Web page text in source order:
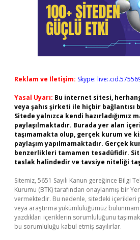
Reklam ve İletişim: Skype:
Yasal Uyarı: Bu internet sitesi,
veya şahıs şirketi ile hiçbir bağlantısı
Sitede yalnızca kendi hazırladığımız
paylaşılmaktadır. Burada yer alan
taşımamakta olup, gerçek kurum ve
paylaşım yapılmamaktadır. Gerçek
benzerlikleri tamamen tesadüfidir.
taslak halindedir ve tavsiye niteliği
Sitemiz, 5651 Sayılı Kanun gereğince Bilgi
Kurumu (BTK) tarafından onaylanmış bir
vermektedir. Bu nedenle, sitedeki
veya araştırma yükümlülüğümüz
yazdıkları içeriklerin sorumluluğunu
bu sorumluluğu kabul etmiş sayılırlar.